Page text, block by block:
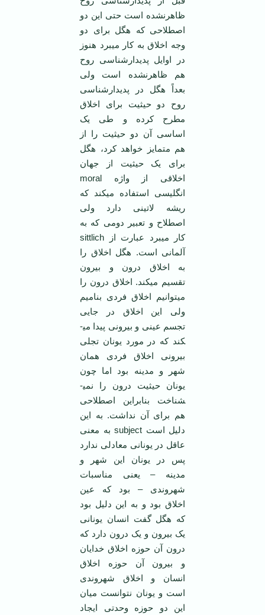
ظاهرنشده است حتی این دو
اصطلاحی که هگل برای دو
وجه اخلاق به کار می­برد هنوز
در اوایل پدیدارشناسی روح
هم ظاهرنشده است ولی
بعداً هگل در پدیدارشناسی
روح دو حیثیت برای اخلاق
مطرح کرده و طی یک
اساسی آن دو حیثیت را از
هم متمایز خواهد کرد، هگل
برای یک حیثیت از جهان
اخلاقی از واژه moral
انگلیسی استفاده می­کند که
ریشه لاتینی دارد ولی
اصطلاح و تعبیر دومی که به
کار می­برد عبارت از sittlich
آلمانی است. هگل اخلاق را
به اخلاق درون و بیرون
تقسیم می­کند. اخلاق درون را
می­توانیم اخلاق فردی بنامیم
ولی این اخلاق در جایی
تجسم عینی و بیرونی پیدا می­
کند که در مورد یونان تجلی
بیرونی اخلاق فردی همان
شهر و مدینه بود اما چون
یونان حیثیت درون را نمی­
شناخت بنابراین اصطلاحی
هم برای آن نداشت. به این
دلیل است subject به معنی
عاقل در یونانی معادلی ندارد
پس در یونان این شهر و
مدینه – یعنی مناسبات
شهروندی – بود که عین
اخلاق بود و به این دلیل بود
که هگل گفت انسان یونانی
یک بیرون و یک درون دارد که
درون آن حوزه اخلاق خدایان
و بیرون آن حوزه اخلاق
انسان و اخلاق شهروندی
است و یونان نتوانست میان
این دو حوزه وحدتی ایجاد